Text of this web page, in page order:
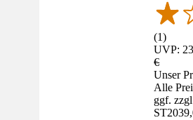
(1)
UVP:
€
Unser
Alle
ggf.
ST